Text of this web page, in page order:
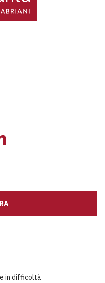
in difficoltà